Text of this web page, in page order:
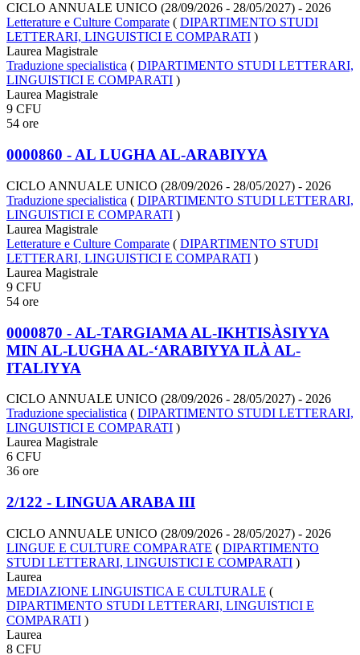
CICLO ANNUALE UNICO (28/09/2026 - 28/05/2027) - 2026
Letterature e Culture Comparate ( DIPARTIMENTO STUDI
LETTERARI, LINGUISTICI E COMPARATI )
Laurea Magistrale
Traduzione specialistica ( DIPARTIMENTO STUDI LETTERARI,
LINGUISTICI E COMPARATI )
Laurea Magistrale
9 CFU
54 ore
0000860 - AL LUGHA AL-ARABIYYA
CICLO ANNUALE UNICO (28/09/2026 - 28/05/2027) - 2026
Traduzione specialistica ( DIPARTIMENTO STUDI LETTERARI,
LINGUISTICI E COMPARATI )
Laurea Magistrale
Letterature e Culture Comparate ( DIPARTIMENTO STUDI
LETTERARI, LINGUISTICI E COMPARATI )
Laurea Magistrale
9 CFU
54 ore
0000870 - AL-TARGIAMA AL-IKHTISÀSIYYA
MIN AL-LUGHA AL-‘ARABIYYA ILÀ AL-
ITALIYYA
CICLO ANNUALE UNICO (28/09/2026 - 28/05/2027) - 2026
Traduzione specialistica ( DIPARTIMENTO STUDI LETTERARI,
LINGUISTICI E COMPARATI )
Laurea Magistrale
6 CFU
36 ore
2/122 - LINGUA ARABA III
CICLO ANNUALE UNICO (28/09/2026 - 28/05/2027) - 2026
LINGUE E CULTURE COMPARATE ( DIPARTIMENTO
STUDI LETTERARI, LINGUISTICI E COMPARATI )
Laurea
MEDIAZIONE LINGUISTICA E CULTURALE (
DIPARTIMENTO STUDI LETTERARI, LINGUISTICI E
COMPARATI )
Laurea
8 CFU